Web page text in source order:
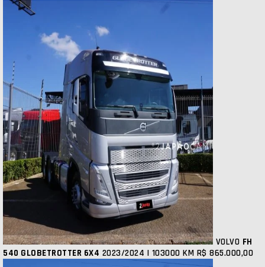
VOLVO FH
540 GLOBETROTTER 6X4 2023/2024 | 103000 KM R$ 865.000,00